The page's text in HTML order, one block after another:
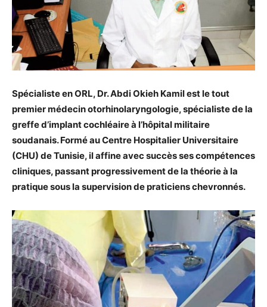
Spécialiste en ORL, Dr. Abdi Okieh Kamil est le tout
premier médecin otorhinolaryngologie, spécialiste de la
greffe d’implant cochléaire à l’hôpital militaire
soudanais. Formé au Centre Hospitalier Universitaire
(CHU) de Tunisie, il affine avec succès ses compétences
cliniques, passant progressivement de la théorie à la
pratique sous la supervision de praticiens chevronnés.